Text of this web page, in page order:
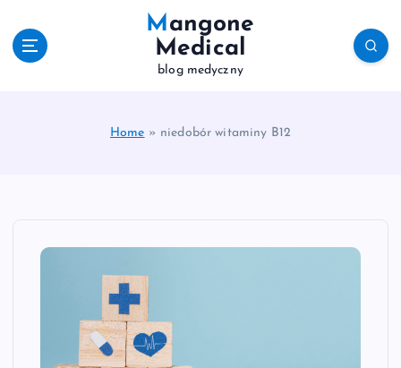
Mangone
Medical
blog medyczny
Home » niedobór witaminy B12